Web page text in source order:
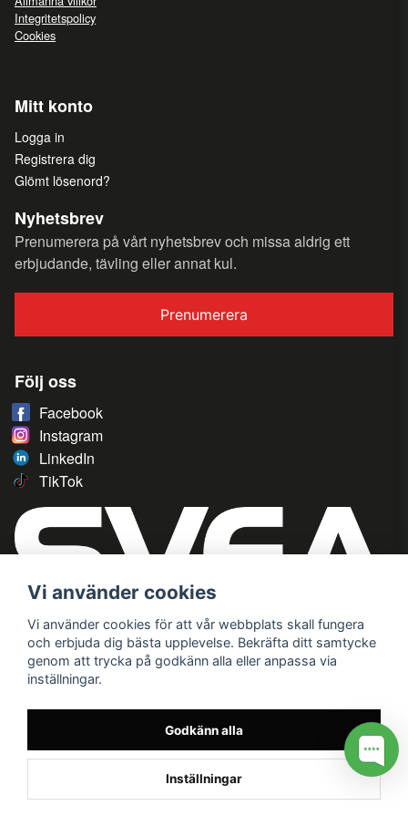
Integritetspolicy
Cookies
Mitt konto
Logga in
Registrera dig
Glömt lösenord?
Nyhetsbrev
Prenumerera på vårt nyhetsbrev och missa aldrig ett
erbjudande, tävling eller annat kul.
Prenumerera
Följ oss
Facebook
Instagram
LinkedIn
TikTok
Vi använder cookies
Vi använder cookies för att vår webbplats skall fungera
och erbjuda dig bästa upplevelse. Bekräfta ditt samtycke
genom att trycka på godkänn alla eller anpassa via
inställningar.
Godkänn alla
Inställningar